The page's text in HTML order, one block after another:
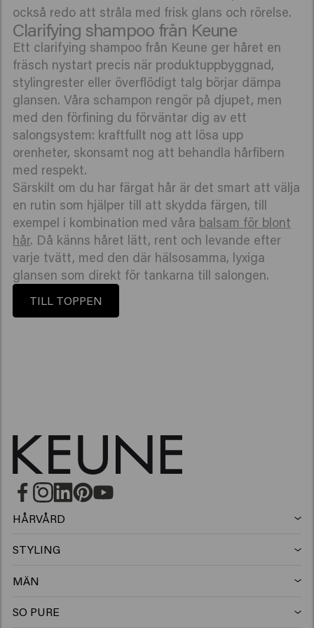
också redo att stråla med frisk glans och rörelse.
Clarifying shampoo från Keune
Ett clarifying shampoo från Keune ger håret en
fräsch nystart precis när produktuppbyggnad,
stylingrester eller överflödigt talg börjar dämpa
glansen. Våra schampon rengör på djupet, men
med den förfining du förväntar dig av ett
salongsystem: kraftfullt nog att lösa upp
orenheter, skonsamt nog att behandla hårfibern
med respekt.
Särskilt om du har färgat hår är det smart att välja
en rutin som hjälper till att skydda färgen, till
exempel i kombination med våra balsam för blont
hår. Då känns håret lätt, rent och levande efter
varje tvätt, med den där hälsosamma, lyxiga
glansen som direkt för tankarna till salongen.
TILL TOPPEN
HÅRVÅRD
Silverschampo
STYLING
MÄN
SO PURE